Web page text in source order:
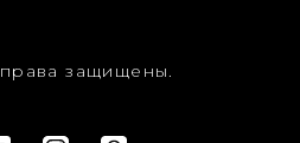
защищены.